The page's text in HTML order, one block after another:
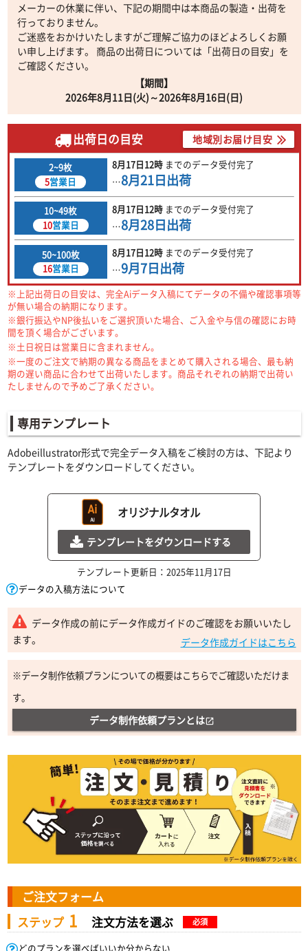
メーカーの休業に伴い、下記の期間中は本商品の製造・出荷を
行っておりません。
ご迷惑をおかけいたしますがご理解ご協力のほどよろしくお願
い申し上げます。 商品の出荷日については「出荷日の目安」を
ご確認ください。
【期間】
2026年8月11日(火)～2026年8月16日(日)
出荷日の目安 地域別お届け目安
2~9枚
5営業日
8月17日12時 までのデータ受付完了
…8月21日出荷
10~49枚
10営業日
8月17日12時 までのデータ受付完了
…8月28日出荷
50~100枚
16営業日
8月17日12時 までのデータ受付完了
…9月7日出荷
※上記出荷日の目安は、完全Aiデータ入稿にてデータの不備や確認事項等
が無い場合の納期になります。
※銀行振込やNP後払いをご選択頂いた場合、ご入金や与信の確認にお時
間を頂く場合がございます。
※土日祝日は営業日に含まれません。
※一度のご注文で納期の異なる商品をまとめて購入される場合、最も納
期の遅い商品に合わせて出荷いたします。商品それぞれの納期で出荷い
たしませんので予めご了承ください。
専用テンプレート
Adobeillustrator形式で完全データ入稿をご検討の方は、下記より
テンプレートをダウンロードしてください。
オリジナルタオル
テンプレートをダウンロードする
テンプレート更新日：2025年11月17日
データの入稿方法について
データ作成の前にデータ作成ガイドのご確認をお願いいたし
ます。
データ作成ガイドはこちら
※データ制作依頼プランについての概要はこちらでご確認いただけま
す。
データ制作依頼プランとは open_in_new
ご注文フォーム
ステップ 1 注文方法を選ぶ 必須
どのプランを選べばいいか分からない